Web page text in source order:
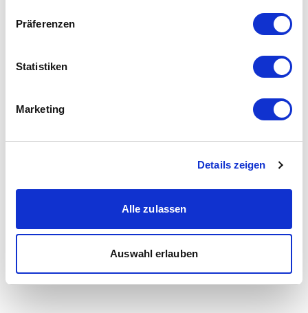
Präferenzen
Statistiken
Marketing
Details zeigen
Alle zulassen
Auswahl erlauben